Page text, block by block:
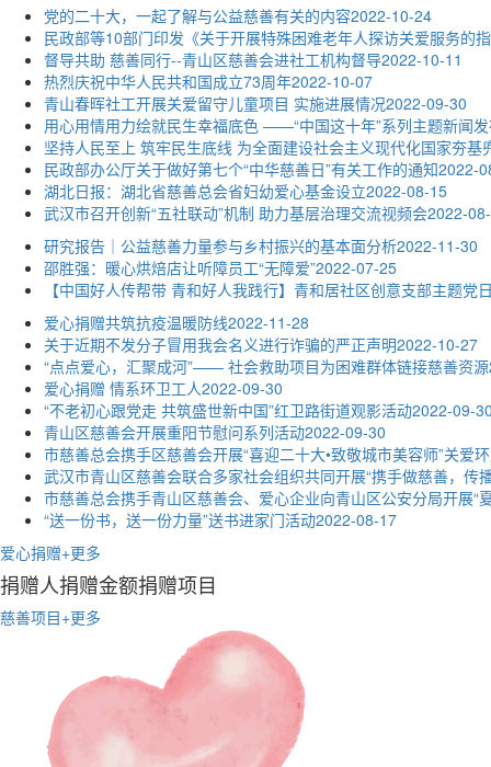
民政部等10部门印发《关于开展特殊困难老年人探访关爱服务的
督导共助 慈善同行--青山区慈善会进社工机构督导2022-10-11
热烈庆祝中华人民共和国成立73周年2022-10-07
青山春晖社工开展关爱留守儿童项目 实施进展情况
用心用情用力绘就民生幸福底色 ——“中国这十年”系列主题新闻
坚持人民至上 筑牢民生底线 为全面建设社会主义现代化国家夯基
民政部办公厅关于做好第七个“中华慈善日”有关工作的通知2022-
湖北日报：湖北省慈善总会省妇幼爱心基金设立2022-08-15
武汉市召开创新“五社联动”机制 助力基层治理交流视频会2022-
研究报告｜公益慈善力量参与乡村振兴的基本面分析
邵胜强：暖心烘焙店让听障员工“无障爱”2022-07-25
【中国好人传帮带 青和好人我践行】青和居社区创意支部主题党
爱心捐赠共筑抗疫温暖防线
关于近期不发分子冒用我会名义进行诈骗的严正声明
“点点爱心，汇聚成河”—— 社会救助项目为困难群体链接慈善资源
爱心捐赠 情系环卫工人2022-09-30
“不老初心跟党走 共筑盛世新中国”红卫路街道观影活动
青山区慈善会开展重阳节慰问系列活动2022-09-30
市慈善总会携手区慈善会开展“喜迎二十大•致敬城市美容师”关爱
武汉市青山区慈善会联合多家社会组织共同开展“携手做慈善，传
市慈善总会携手青山区慈善会、爱心企业向青山区公安分局开展“
“送一份书，送一份力量”送书进家门活动2022-08-17
爱心捐赠 +更多
捐赠人 捐赠金额捐赠项目
慈善项目 +更多